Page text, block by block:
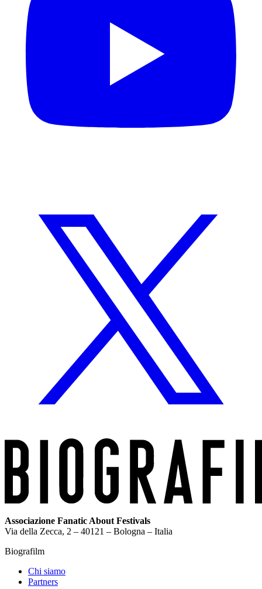
Associazione Fanatic About Festivals
Via della Zecca, 2 – 40121 – Bologna – Italia
Biografilm
Chi siamo
Partners